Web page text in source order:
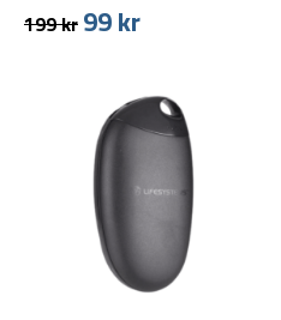
199kr Den
199 kr.
99krDen
er:
99 kr.